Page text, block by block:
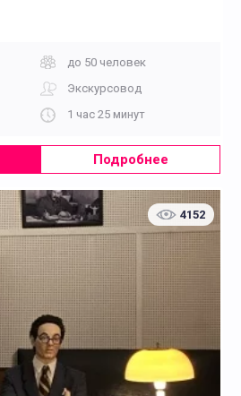
до 50 человек
Экскурсовод
1 час 25 минут
Подробнее
4152